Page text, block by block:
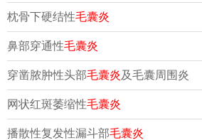
枕骨下硬结性毛囊炎
鼻部穿通性毛囊炎
穿凿脓肿性头部毛囊炎及毛囊周围炎
网状红斑萎缩性毛囊炎
播散性复发性漏斗部毛囊炎